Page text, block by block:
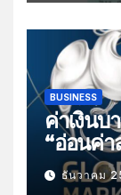
BUSINESS
ค่าเงินบ
“อ่อนค่า
ธันวาคม